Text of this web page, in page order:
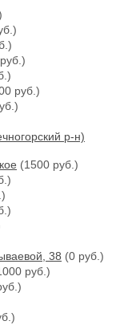
руб.)
р-н)
(1500 руб.)
38 (0 руб.)
руб.)